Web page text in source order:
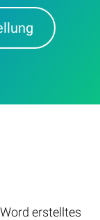
erstelltes